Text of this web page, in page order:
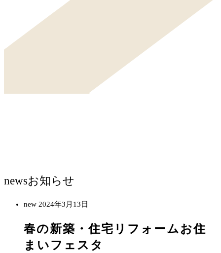
newsお知らせ
new 2024年3月13日
春の新築・住宅リフォームお住
まいフェスタ